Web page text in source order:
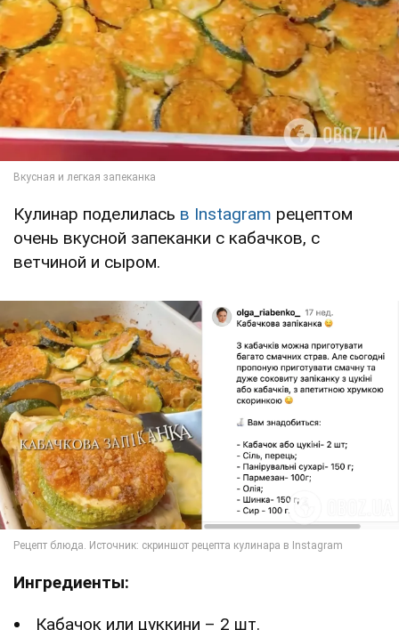
Кулинар поделилась в Instagram рецептом
очень вкусной запеканки с кабачков, с
ветчиной и сыром.
Ингредиенты:
Кабачок или цуккини – 2 шт.